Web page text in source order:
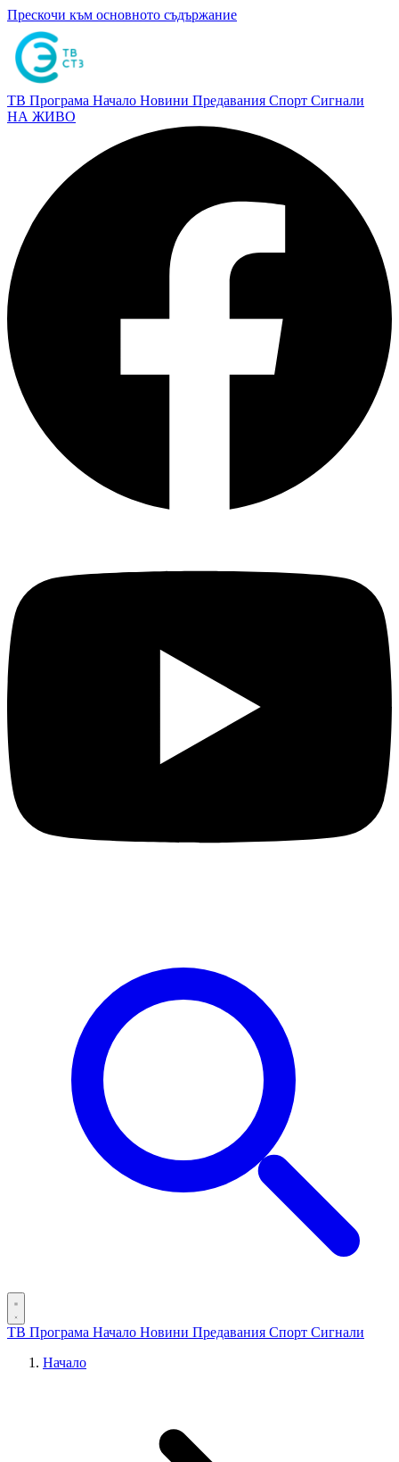
Прескочи към основното съдържание
ТВ Програма Начало Новини Предавания Спорт Сигнали
НА ЖИВО
ТВ Програма Начало Новини Предавания Спорт Сигнали
Начало